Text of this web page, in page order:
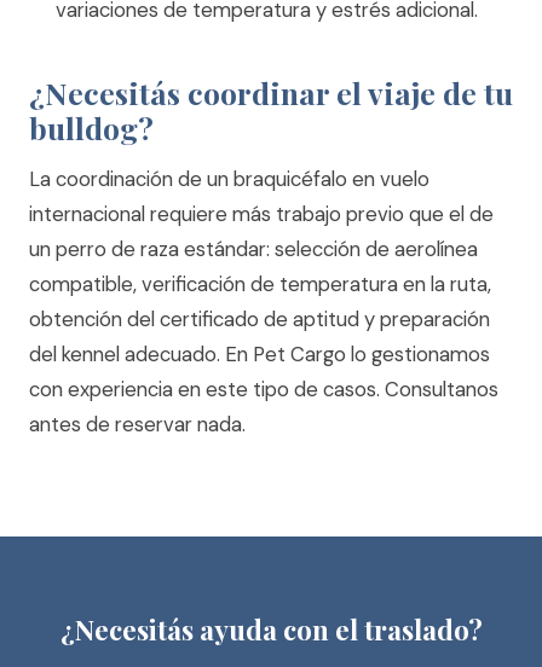
variaciones de temperatura y estrés adicional.
¿Necesitás coordinar el viaje de tu
bulldog?
La coordinación de un braquicéfalo en vuelo
internacional requiere más trabajo previo que el de
un perro de raza estándar: selección de aerolínea
compatible, verificación de temperatura en la ruta,
obtención del certificado de aptitud y preparación
del kennel adecuado. En Pet Cargo lo gestionamos
con experiencia en este tipo de casos. Consultanos
antes de reservar nada.
¿Necesitás ayuda con el traslado?